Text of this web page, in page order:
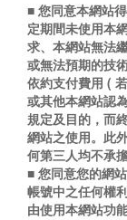
■ 您同意本網站
定期間未使用本
求、本網站無法
或無法預期的技
依約支付費用 (
或其他本網站認
規定及目的，而
網站之使用。此
何第三人均不承
■ 您同意您的網
帳號中之任何權
由使用本網站功